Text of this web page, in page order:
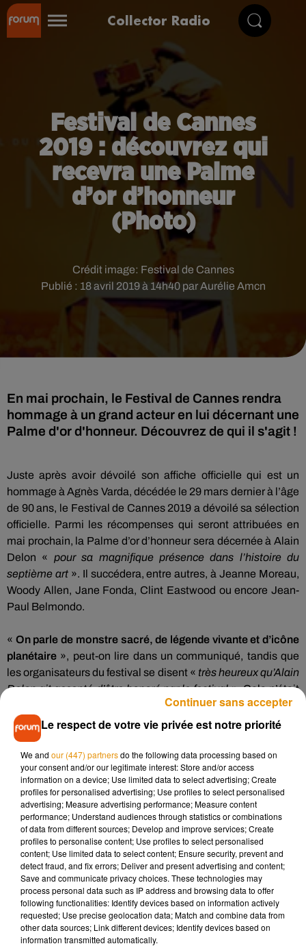
Collector Radio
Festival de Cannes
2019 : découvrez qui
recevra une Palme
d’or d’honneur
(Photo)
Publié : 18 avril 2019 à 14h40 par Aurélie Amcn
Crédit image: Festival de Cannes
En mai prochain, le Festival de Cannes rendra
hommage à un grand acteur en lui décernant une
Palme d'or d'honneur. Découvrez de qui il s'agit !
Juste après avoir dévoilé son affiche officielle qui est un
hommage à Agnès Varda, décédée le 29 mars dernier à l’âge
de 90 ans, le Festival de Cannes 2019 a dévoilé sa sélection
officielle. Parmi les récompenses qui seront attribuées en
mai prochain, la Palme d’or d’honneur sera décernée à Alain
Delon « pour sa magnifique présence dans l’histoire du
septième art». Il succédera, entre autres, à Jeanne Moreau,
Woody Allen, Jane Fonda, Clint Eastwood ou encore Jean-
Paul Belmondo.
« On parle de monstre sacré, de légende vivante et d’icône
planétaire », peut-on lire dans un communiqué, tandis que
les organisateurs du festival se disent « très heureux qu’Alain
Delonaitaccepté d’être honoré par le festival». Cela n’était
Il a longuement hésité, lui qui nous a
longtemps refusé cette Palme d’Or, car il estimait ne devoir
venir à Cannes que pour célébrer les metteurs en scène qui
l’ont choisi dans sa carrière».
Il appartient tout entier au cinéma, à ses plus belles œuvres
et à ses mythes : à#Cannes2019, Alain Delon se verra
décerner une Palme d’or d’Honneur pour sa magnifique
présence dans l’histoire du septième art.
Plus d’infos :https://t.co/lLkTUfVJpw
pic.twitter.com/Ju34fQOJfZ
— Festival de Cannes (@Festival_Cannes)17 avril 2019
Le respect de votre vie privée est notre priorité
We and our (447) partnersdo the following data processing based on
your consent and/or our legitimate interest: Store and/or access
information on a device; Use limited data to select advertising; Create
profiles for personalised advertising; Use profiles to select personalised
advertising; Measure advertising performance; Measure content
performance; Understand audiences through statistics or combinations
of data from different sources; Develop and improve services; Create
profiles to personalise content; Use profiles to select personalised
content; Use limited data to select content; Ensure security, prevent and
detect fraud, and fix errors; Deliver and present advertising and content;
Save and communicate privacy choices. These technologies may
process personal data such as IP address and browsing data to offer
following functionalities: Identify devices based on information actively
requested; Use precise geolocation data; Match and combine data from
other data sources; Link different devices; Identify devices based on
information transmitted automatically.
Continuer sans accepter